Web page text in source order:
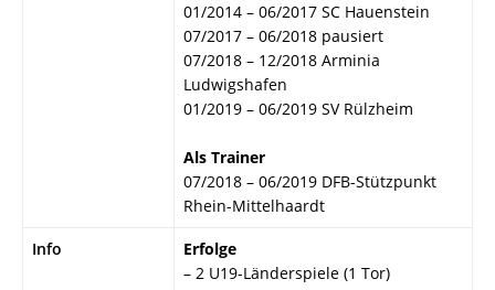
01/2014 – 06/2017 SC Hauenstein
07/2017 – 06/2018 pausiert
07/2018 – 12/2018 Arminia
Ludwigshafen
01/2019 – 06/2019 SV Rülzheim
Als Trainer
07/2018 – 06/2019 DFB-Stützpunkt
Rhein-Mittelhaardt
Info
Erfolge
– 2 U19-Länderspiele (1 Tor)